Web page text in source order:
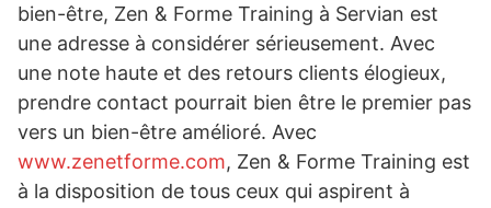
bien-être, Zen & Forme Training à Servian est
une adresse à considérer sérieusement. Avec
une note haute et des retours clients élogieux,
prendre contact pourrait bien être le premier pas
vers un bien-être amélioré. Avec
www.zenetforme.com, Zen & Forme Training est
à la disposition de tous ceux qui aspirent à